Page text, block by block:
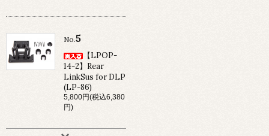
No.5
【LPOP-
14-2】Rear
LinkSus for DLP
(LP-86)
5,800円(税込6,380
円)